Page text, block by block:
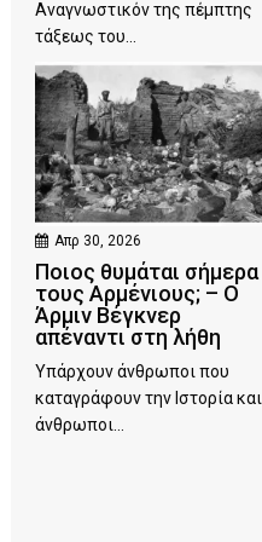
Αναγνωστικόν της πέμπτης
τάξεως του...
Απρ 30, 2026
Ποιος θυμάται σήμερα
τους Αρμένιους; – Ο
Άρμιν Βέγκνερ
απέναντι στη λήθη
Υπάρχουν άνθρωποι που
καταγράφουν την Ιστορία και
άνθρωποι...